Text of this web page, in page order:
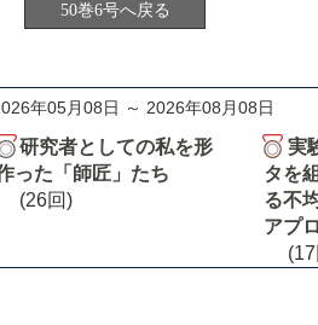
50巻6号へ戻る
年05月08日 ～ 2026年08月08日
研究者としての私を形
った「師匠」たち
(26回)
実
タを
る不
アプ